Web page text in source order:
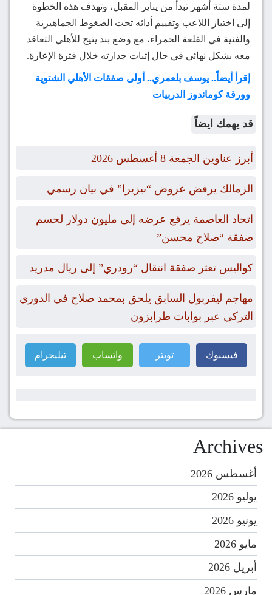
لمدة ستة أشهر تبدأ من يناير المقبل، وتهدف هذه الخطوة
إلى اختبار اللاعب وتقييم أدائه تحت الضغوط الجماهيرية
والفنية في القلعة الحمراء، مع وضع بند يتيح للأهلي التعاقد
معه بشكل نهائي في حال إثبات جدارته خلال فترة الإعارة.
إقرأ أيضاً.. يوسف بلعمري.. أولى صفقات الأهلي الشتوية
وورقة كوماندوز الدربيات
قد يهمك ايضاً
أبرز عناوين الجمعة 8 أغسطس 2026
الزمالك يرفض عروض “بيزيرا” في بيان رسمي
اتحاد العاصمة يرفع عرضه إلى مليون دولار لحسم
صفقة “صلاح محسن”
كواليس تعثر صفقة انتقال “رودري” إلى ريال مدريد
مهاجم ليفربول السابق يلحق بمحمد صلاح في الدوري
التركي عبر بوابات طرابزون
فيسبوك تويتر واتساب تيليجرام
Archives
أغسطس 2026
يوليو 2026
يونيو 2026
مايو 2026
أبريل 2026
مارس 2026